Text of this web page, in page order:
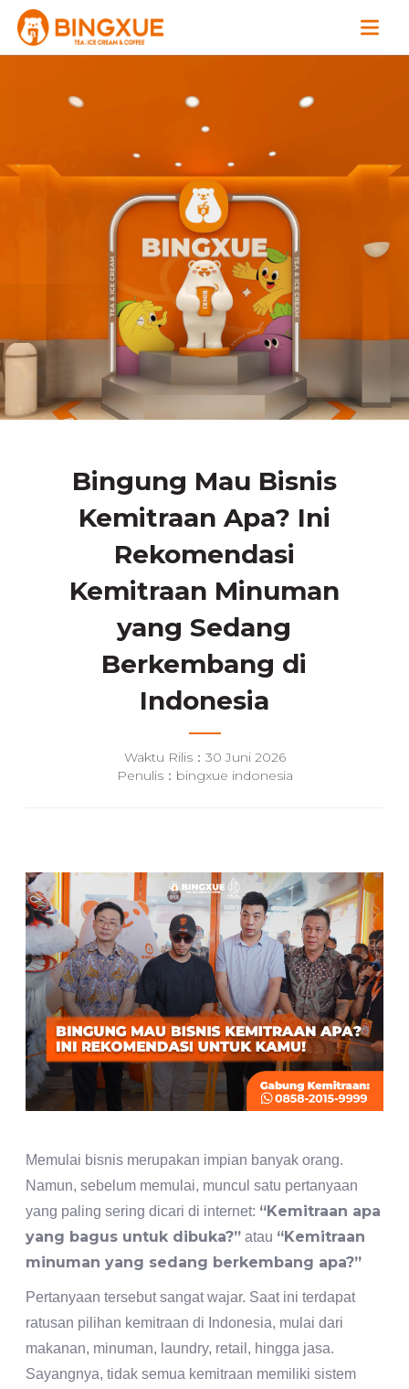
Bingung Mau Bisnis
Kemitraan Apa? Ini
Rekomendasi
Kemitraan Minuman
yang Sedang
Berkembang di
Indonesia
Waktu Rilis：30 Juni 2026
Penulis：bingxue indonesia
Memulai bisnis merupakan impian banyak orang.
Namun, sebelum memulai, muncul satu pertanyaan
yang paling sering dicari di internet: “Kemitraan apa
yang bagus untuk dibuka?” atau “Kemitraan
minuman yang sedang berkembang apa?”
Pertanyaan tersebut sangat wajar. Saat ini terdapat
ratusan pilihan kemitraan di Indonesia, mulai dari
makanan, minuman, laundry, retail, hingga jasa.
Sayangnya, tidak semua kemitraan memiliki sistem